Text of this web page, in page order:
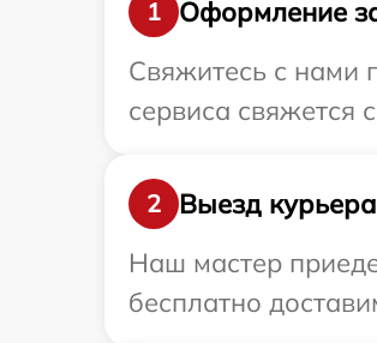
1
Оформление
Свяжитесь с нами
сервиса свяжется
2
Выезд
Наш мастер
бесплатно